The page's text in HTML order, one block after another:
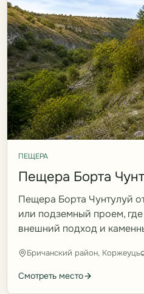
ПЕЩЕРА
Пещера Борта
Пещера Борта Чунтулуй
или подземный проем, где
внешний подход и
Бричанский район, Коржеуць
Смотреть место